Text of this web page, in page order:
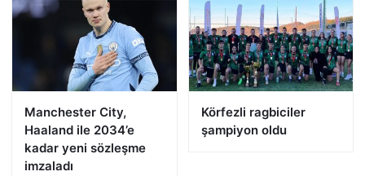
Manchester City,
Haaland ile 2034’e
kadar yeni sözleşme
imzaladı
Körfezli ragbiciler
şampiyon oldu